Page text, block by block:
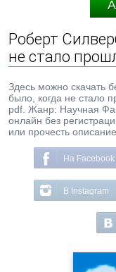
Роберт
не стало
Здесь можно скачать
было, когда не стало
pdf. Жанр: Научная
онлайн без
или прочесть
На Facebook
В Instagram